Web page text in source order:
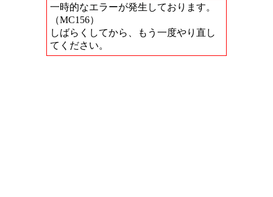
一時的なエラーが発生しております。
（MC156）
しばらくしてから、もう一度やり直し
てください。